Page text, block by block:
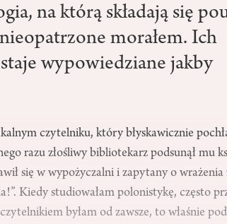
na którą składają się
morałem. Ich
wypowiedziane jakby
czytelniku, który błyskawicznie
razu złośliwy bibliotekarz podsunął mu
się w wypożyczalni i zapytany o wrażenia
Kiedy studiowałam polonistykę, często
byłam od zawsze, to właśnie